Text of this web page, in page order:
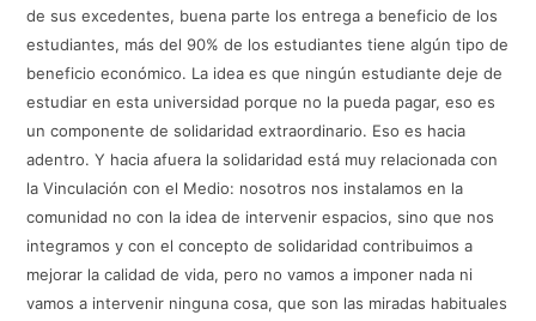
de sus excedentes, buena parte los entrega a beneficio de los
estudiantes, más del 90% de los estudiantes tiene algún tipo de
beneficio económico. La idea es que ningún estudiante deje de
estudiar en esta universidad porque no la pueda pagar, eso es
un componente de solidaridad extraordinario. Eso es hacia
adentro. Y hacia afuera la solidaridad está muy relacionada con
la Vinculación con el Medio: nosotros nos instalamos en la
comunidad no con la idea de intervenir espacios, sino que nos
integramos y con el concepto de solidaridad contribuimos a
mejorar la calidad de vida, pero no vamos a imponer nada ni
vamos a intervenir ninguna cosa, que son las miradas habituales